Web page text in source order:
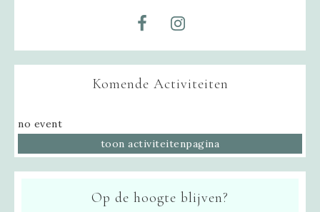
Komende Activiteiten
no event
toon activiteitenpagina
Op de hoogte blijven?